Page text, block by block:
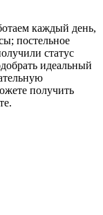
каждый день,
постельное
статус
идеальный
получить